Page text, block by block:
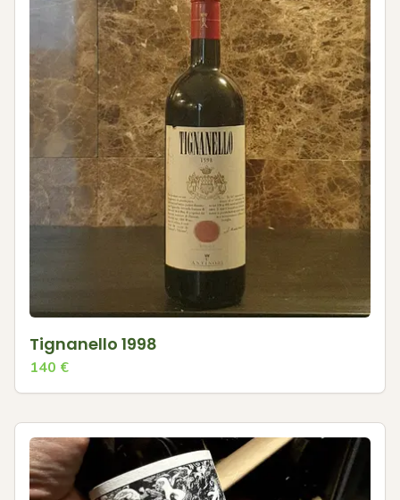
Tignanello 1998
140 €